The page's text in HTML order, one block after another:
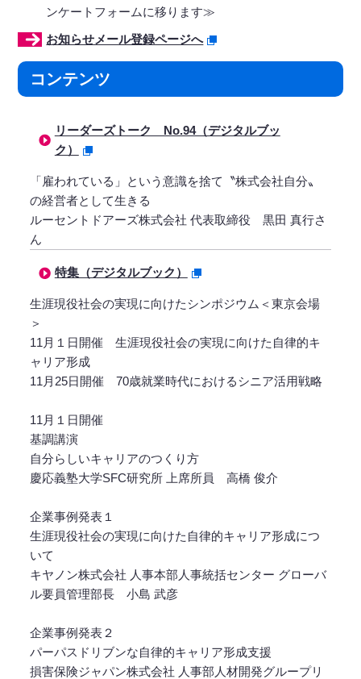
ンケートフォームに移ります≫
お知らせメール登録ページへ
コンテンツ
リーダーズトーク No.94（デジタルブッ
ク）
「雇われている」という意識を捨て〝株式会社自分〟
の経営者として生きる
ルーセントドアーズ株式会社 代表取締役 黒田 真行さ
ん
特集（デジタルブック）
生涯現役社会の実現に向けたシンポジウム＜東京会場
＞
11月１日開催 生涯現役社会の実現に向けた自律的キ
ャリア形成
11月25日開催 70歳就業時代におけるシニア活用戦略
11月１日開催
基調講演
自分らしいキャリアのつくり方
慶応義塾大学SFC研究所 上席所員 高橋 俊介
企業事例発表１
生涯現役社会の実現に向けた自律的キャリア形成につ
いて
キヤノン株式会社 人事本部人事統括センター グローバ
ル要員管理部長 小島 武彦
企業事例発表２
パーパスドリブンな自律的キャリア形成支援
損害保険ジャパン株式会社 人事部人材開発グループリ